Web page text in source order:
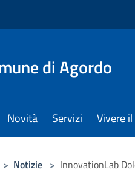
di Agordo
Novità Servizi Vivere
> Notizie > InnovationLab